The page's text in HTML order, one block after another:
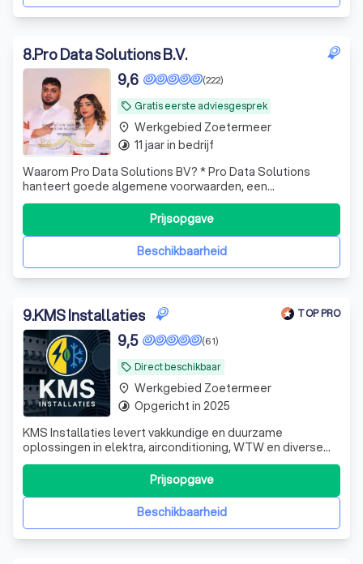
8.Pro Data Solutions B.V.
local_offer Gratis eerste adviesgesprek
(222)
9,6
Waarom Pro Data Solutions BV? * Pro Data Solutions
hanteert goede algemene voorwaarden, een
klantenservice met goede bereikbaarheid, een
tevredenheidsgarantie, goede garantieregeling,
gecertificeerd personeel en kwaliteit voor uw geld! * Wij
maken gebruik van gecertificeerde/ opgeleide mannen en
Beschikbaarheid
Prijsopgave
place Werkgebied Zoetermeer
timelapse 11 jaar in bedrijf
9.KMS Installaties TOP PRO
local_offer Direct beschikbaar
(61)
9,5
KMS Installaties levert vakkundige en duurzame
oplossingen in elektra, airconditioning, WTW en diverse
technische installaties. Met moderne technieken,
betrouwbare service en nauwkeurig vakwerk zorgen wij
voor veilige en toekomstgerichte resultaten.
Beschikbaarheid
Prijsopgave
place Werkgebied Zoetermeer
timelapse Opgericht in 2025